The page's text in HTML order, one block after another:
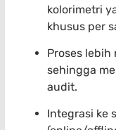
kolorimetri
khusus per
Proses
sehingga
audit.
Integrasi ke